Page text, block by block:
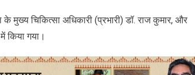
मुख्य चिकित्सा अधिकारी (प्रभारी) डॉ. राज कुमार, और
किया गया।